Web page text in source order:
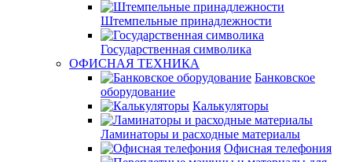
Штемпельные принадлежности
Государственная символика
ОФИСНАЯ ТЕХНИКА
Банковское
оборудование
Калькуляторы
Ламинаторы и расходные материалы
Офисная телефония